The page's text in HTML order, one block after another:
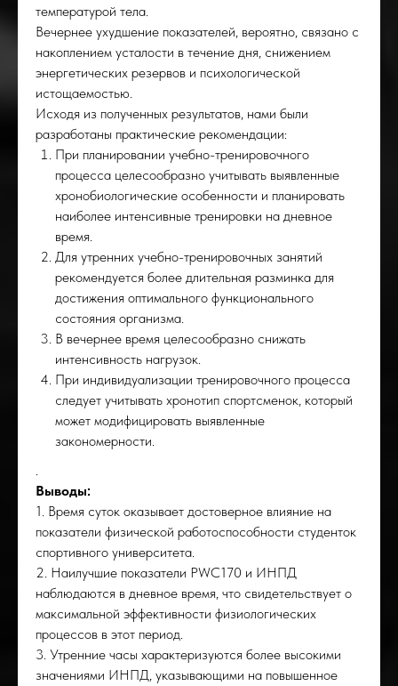
температурой тела.
Вечернее ухудшение показателей, вероятно, связано с
накоплением усталости в течение дня, снижением
энергетических резервов и психологической
истощаемостью.
Исходя из полученных результатов, нами были
разработаны практические рекомендации:
При планировании учебно-тренировочного
процесса целесообразно учитывать выявленные
хронобиологические особенности и планировать
наиболее интенсивные тренировки на дневное
время.
Для утренних учебно-тренировочных занятий
рекомендуется более длительная разминка для
достижения оптимального функционального
состояния организма.
В вечернее время целесообразно снижать
интенсивность нагрузок.
При индивидуализации тренировочного процесса
следует учитывать хронотип спортсменок, который
может модифицировать выявленные
закономерности.
.
Выводы:
1. Время суток оказывает достоверное влияние на
показатели физической работоспособности студенток
спортивного университета.
2. Наилучшие показатели PWC170 и ИНПД
наблюдаются в дневное время, что свидетельствует о
максимальной эффективности физиологических
процессов в этот период.
3. Утренние часы характеризуются более высокими
значениями ИНПД, указывающими на повышенное